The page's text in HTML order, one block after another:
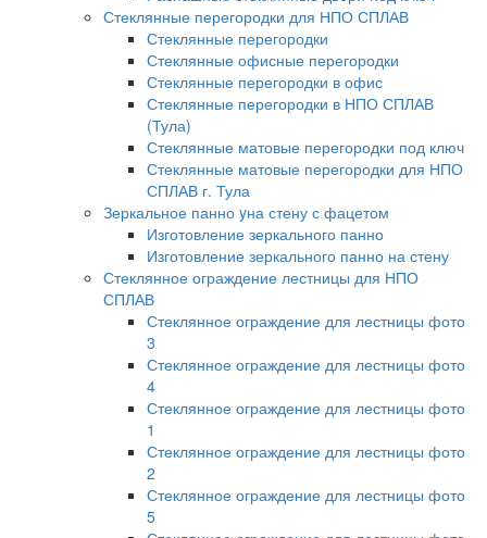
Стеклянные перегородки для НПО СПЛАВ
Стеклянные перегородки
Стеклянные офисные перегородки
Стеклянные перегородки в офис
Стеклянные перегородки в НПО СПЛАВ
(Тула)
Стеклянные матовые перегородки под ключ
Стеклянные матовые перегородки для НПО
СПЛАВ г. Тула
Зеркальное панно yна стену с фацетом
Изготовление зеркального панно
Изготовление зеркального панно на стену
Стеклянное ограждение лестницы для НПО
СПЛАВ
Стеклянное ограждение для лестницы фото
3
Стеклянное ограждение для лестницы фото
4
Стеклянное ограждение для лестницы фото
1
Стеклянное ограждение для лестницы фото
2
Стеклянное ограждение для лестницы фото
5